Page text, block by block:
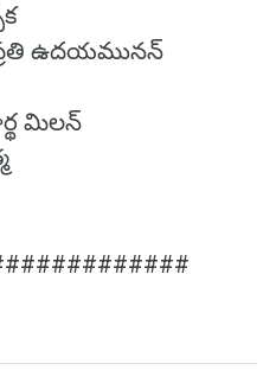
ఉదయమునన్
మిలన్